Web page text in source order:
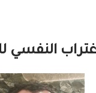
النفسي